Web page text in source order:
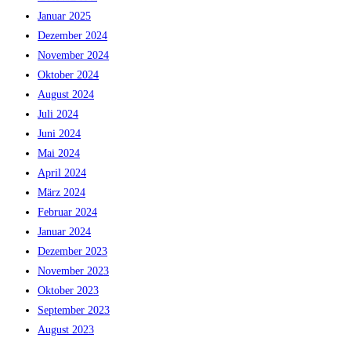
Januar 2025
Dezember 2024
November 2024
Oktober 2024
August 2024
Juli 2024
Juni 2024
Mai 2024
April 2024
März 2024
Februar 2024
Januar 2024
Dezember 2023
November 2023
Oktober 2023
September 2023
August 2023